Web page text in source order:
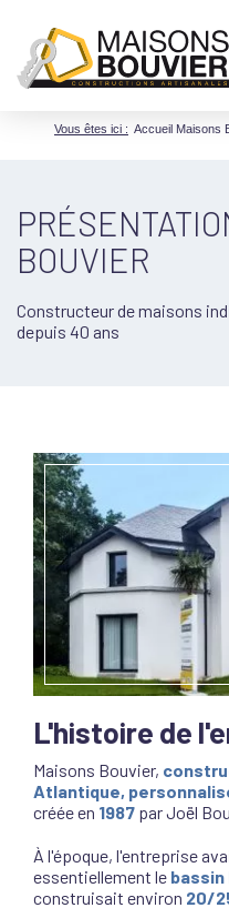
Vous êtes ici : Accueil Maisons
BOUVIER
Constructeur de maisons
depuis 40 ans
L'histoire de
Maisons Bouvier,
Atlantique,
créée en 1987 par Joël
À l'époque, l'entreprise
essentiellement le bassin
construisait environ 20/